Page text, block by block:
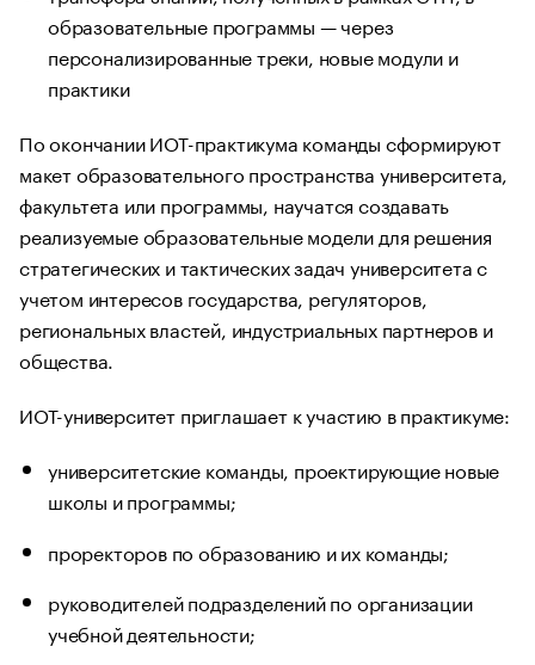
образовательные программы — через
персонализированные треки, новые модули и
практики
По окончании ИОТ-практикума команды сформируют
макет образовательного пространства университета,
факультета или программы, научатся создавать
реализуемые образовательные модели для решения
стратегических и тактических задач университета с
учетом интересов государства, регуляторов,
региональных властей, индустриальных партнеров и
общества.
ИОТ-университет приглашает к участию в практикуме:
университетские команды, проектирующие новые
школы и программы;
проректоров по образованию и их команды;
руководителей подразделений по организации
учебной деятельности;